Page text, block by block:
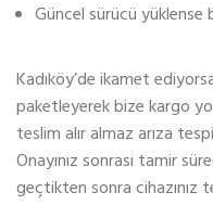
Güncel sürücü yüklense
Kadıköy’de ikamet
paketleyerek bize kargo
teslim alır almaz arıza
Onayınız sonrası tamir
geçtikten sonra cihazınız